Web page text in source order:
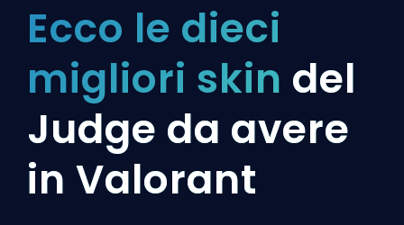
Ecco le dieci
migliori skin del
Judge da avere
in Valorant